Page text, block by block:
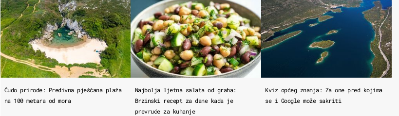
Čudo prirode: Predivna pješčana plaža
na 100 metara od mora
Najbolja ljetna salata od graha:
Brzinski recept za dane kada je
prevruće za kuhanje
Kviz općeg znanja: Za one pred kojima
se i Google može sakriti